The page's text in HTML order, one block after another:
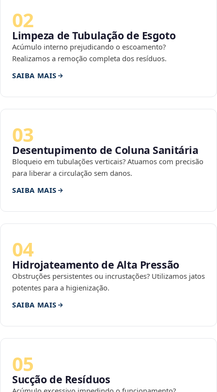
02
Limpeza de Tubulação de Esgoto
Acúmulo interno prejudicando o escoamento?
Realizamos a remoção completa dos resíduos.
SAIBA MAIS
03
Desentupimento de Coluna Sanitária
Bloqueio em tubulações verticais? Atuamos com precisão
para liberar a circulação sem danos.
SAIBA MAIS
04
Hidrojateamento de Alta Pressão
Obstruções persistentes ou incrustações? Utilizamos jatos
potentes para a higienização.
SAIBA MAIS
05
Sucção de Resíduos